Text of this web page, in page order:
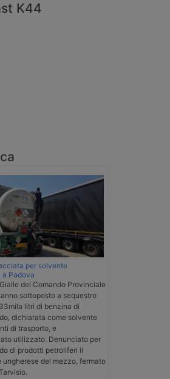
K44
per solvente
a Padova
del Comando Provinciale
sottoposto a sequestro
litri di benzina di
dichiarata come solvente
di trasporto, e
utilizzato. Denunciato per
di prodotti petroliferi il
del mezzo, fermato